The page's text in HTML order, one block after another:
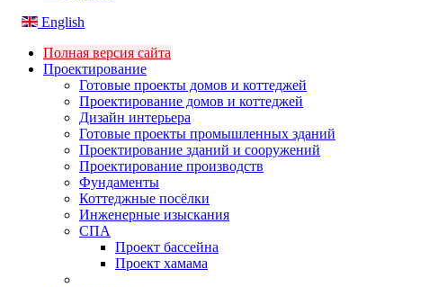
English
Полная версия сайта
Проектирование
Готовые проекты домов и коттеджей
Проектирование домов и коттеджей
Дизайн интерьера
Готовые проекты промышленных зданий
Проектирование зданий и сооружений
Проектирование производств
Фундаменты
Коттеджные посёлки
Инженерные изыскания
СПА
Проект бассейна
Проект хамама